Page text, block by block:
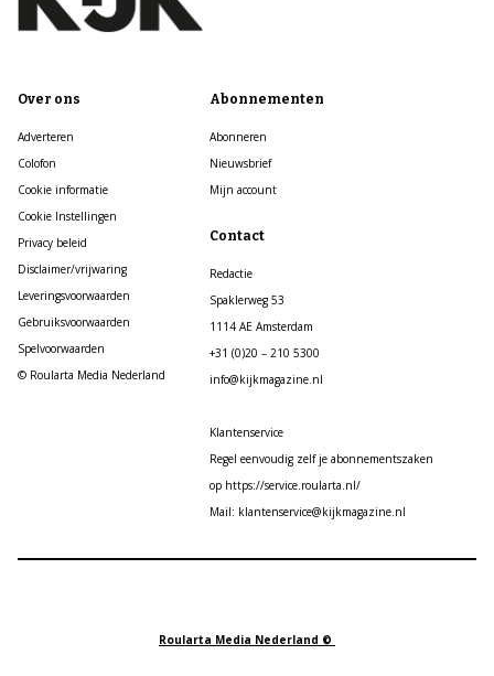
Over ons
Adverteren
Colofon
Cookie informatie
Cookie Instellingen
Privacy beleid
Disclaimer/vrijwaring
Leveringsvoorwaarden
Gebruiksvoorwaarden
Spelvoorwaarden
© Roularta Media Nederland
Abonnementen
Abonneren
Nieuwsbrief
Mijn account
Contact
Redactie
Spaklerweg 53
1114 AE Amsterdam
+31 (0)20 – 210 5300
info@kijkmagazine.nl
Klantenservice
Regel eenvoudig zelf je abonnementszaken
op https://service.roularta.nl/
Mail: klantenservice@kijkmagazine.nl
Roularta Media Nederland ©